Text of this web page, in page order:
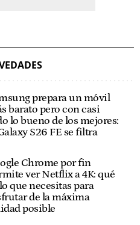
prepara un móvil
barato pero con casi
lo bueno de los mejores:
S26 FE se filtra
Chrome por fin
ver Netflix a 4K: qué
que necesitas para
de la máxima
posible